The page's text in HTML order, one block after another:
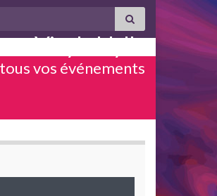
Vinyle Idylle
vos événements